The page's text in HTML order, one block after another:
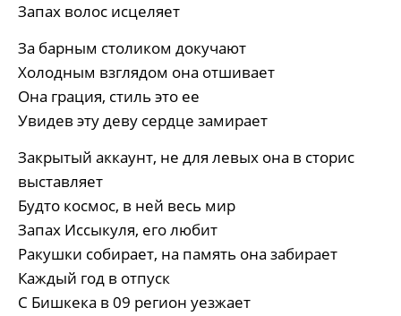
Запах волос исцеляет
За барным столиком докучают
Холодным взглядом она отшивает
Она грация, стиль это ее
Увидев эту деву сердце замирает
Закрытый аккаунт, не для левых она в сторис
выставляет
Будто космос, в ней весь мир
Запах Иссыкуля, его любит
Ракушки собирает, на память она забирает
Каждый год в отпуск
С Бишкека в 09 регион уезжает